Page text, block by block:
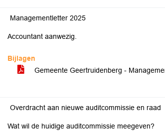
Managementletter 2025
Accountant aanwezig.
Bijlagen
Gemeente Geertruidenberg -
Overdracht aan nieuwe auditcommissie en raad
Wat wil de huidige auditcommissie meegeven?